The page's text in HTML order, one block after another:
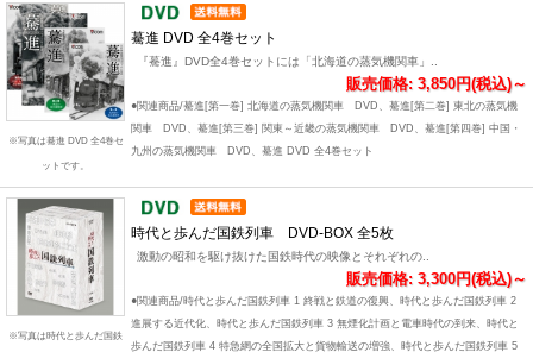
※写真は驀進 DVD 全4巻セ
ットです。
驀進 DVD 全4巻セット
『驀進』DVD全4巻セットには「北海道の蒸気機関車」..
販売価格: 3,850円(税込)～
●関連商品/驀進[第一巻] 北海道の蒸気機関車 DVD、驀進[第二巻] 東北の蒸気機
関車 DVD、驀進[第三巻] 関東～近畿の蒸気機関車 DVD、驀進[第四巻] 中国・
九州の蒸気機関車 DVD、驀進 DVD 全4巻セット
※写真は時代と歩んだ国鉄
時代と歩んだ国鉄列車 DVD-BOX 全5枚
激動の昭和を駆け抜けた国鉄時代の映像とそれぞれの..
販売価格: 3,300円(税込)～
●関連商品/時代と歩んだ国鉄列車 1 終戦と鉄道の復興、時代と歩んだ国鉄列車 2
進展する近代化、時代と歩んだ国鉄列車 3 無煙化計画と電車時代の到来、時代と
歩んだ国鉄列車 4 特急網の全国拡大と貨物輸送の増強、時代と歩んだ国鉄列車 5